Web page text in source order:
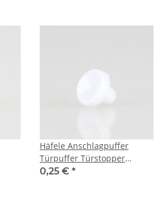
Häfele Anschlagpuffer
Türpuffer Türstopper
Kunststoff weiß zum
0,25 € *